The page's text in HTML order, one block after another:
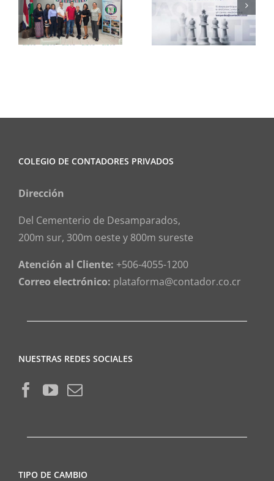
Club de
Ajedrez
CCPCR
Informa
COLEGIO DE CONTADORES PRIVADOS
Dirección
Del Cementerio de Desamparados,
200m sur, 300m oeste y 800m sureste
Atención al Cliente: +506-4055-1200
Correo electrónico: plataforma@contador.co.cr
NUESTRAS REDES SOCIALES
TIPO DE CAMBIO